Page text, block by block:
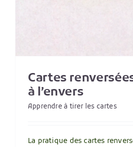
Cartes
à l’envers
Apprendre à tirer les cartes
La pratique des cartes